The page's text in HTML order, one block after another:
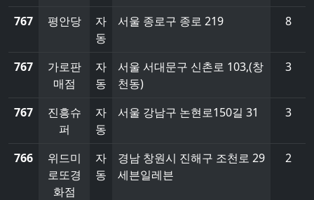
767 평안당
자
동
서울 종로구 종로 219 8
767
가로판
매점
자
동
서울 서대문구 신촌로 103,(창
천동)
3
767
진흥슈
퍼
자
동
서울 강남구 논현로150길 31 3
766
위드미
로또경
화점
자
동
경남 창원시 진해구 조천로 29
세븐일레븐
2